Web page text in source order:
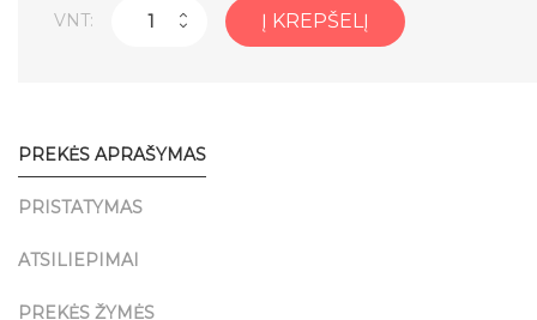
VNT: Į KREPŠELĮ
PREKĖS APRAŠYMAS
PRISTATYMAS
ATSILIEPIMAI
PREKĖS ŽYMĖS